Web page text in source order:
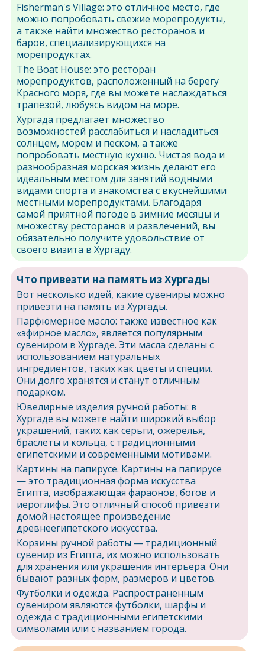
Fisherman's Village: это отличное место, где
можно попробовать свежие морепродукты,
а также найти множество ресторанов и
баров, специализирующихся на
морепродуктах.
The Boat House: это ресторан
морепродуктов, расположенный на берегу
Красного моря, где вы можете наслаждаться
трапезой, любуясь видом на море.
Хургада предлагает множество
возможностей расслабиться и насладиться
солнцем, морем и песком, а также
попробовать местную кухню. Чистая вода и
разнообразная морская жизнь делают его
идеальным местом для занятий водными
видами спорта и знакомства с вкуснейшими
местными морепродуктами. Благодаря
самой приятной погоде в зимние месяцы и
множеству ресторанов и развлечений, вы
обязательно получите удовольствие от
своего визита в Хургаду.
Что привезти на память из Хургады
Вот несколько идей, какие сувениры можно
привезти на память из Хургады.
Парфюмерное масло: также известное как
«эфирное масло», является популярным
сувениром в Хургаде. Эти масла сделаны с
использованием натуральных
ингредиентов, таких как цветы и специи.
Они долго хранятся и станут отличным
подарком.
Ювелирные изделия ручной работы: в
Хургаде вы можете найти широкий выбор
украшений, таких как серьги, ожерелья,
браслеты и кольца, с традиционными
египетскими и современными мотивами.
Картины на папирусе. Картины на папирусе
— это традиционная форма искусства
Египта, изображающая фараонов, богов и
иероглифы. Это отличный способ привезти
домой настоящее произведение
древнеегипетского искусства.
Корзины ручной работы — традиционный
сувенир из Египта, их можно использовать
для хранения или украшения интерьера. Они
бывают разных форм, размеров и цветов.
Футболки и одежда. Распространенным
сувениром являются футболки, шарфы и
одежда с традиционными египетскими
символами или с названием города.